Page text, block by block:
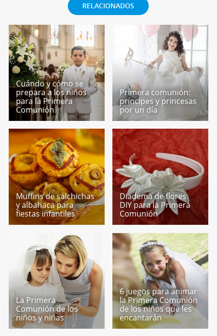
RELACIONADOS
Cuándo y cómo se
prepara a los niños
para la Primera
Comunión
Primera comunión:
príncipes y princesas
por un día
Muffins de salchichas
y albahaca para
fiestas infantiles
Diadema de flores
DIY para la Primera
Comunión
La Primera
Comunión de los
niños y niñas
6 juegos para animar
la Primera Comunión
de los niños que les
encantarán